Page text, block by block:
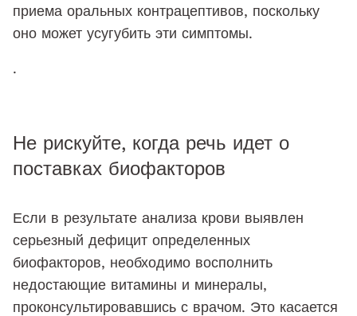
приема оральных контрацептивов, поскольку
оно может усугубить эти симптомы.
.
Не рискуйте, когда речь идет о
поставках биофакторов
Если в результате анализа крови выявлен
серьезный дефицит определенных
биофакторов, необходимо восполнить
недостающие витамины и минералы,
проконсультировавшись с врачом. Это касается